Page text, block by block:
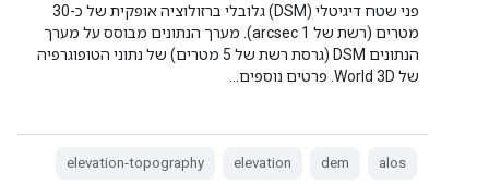
פני שטח דיגיטלי (DSM) גלובלי ברזולוציה אופקית של כ-30
מטרים (רשת של 1 arcsec). מערך הנתונים מבוסס על מערך
הנתונים DSM (גרסת רשת של 5 מטרים) של נתוני הטופוגרפיה
של World 3D. פרטים נוספים…
alos
dem
elevation
elevation-topography